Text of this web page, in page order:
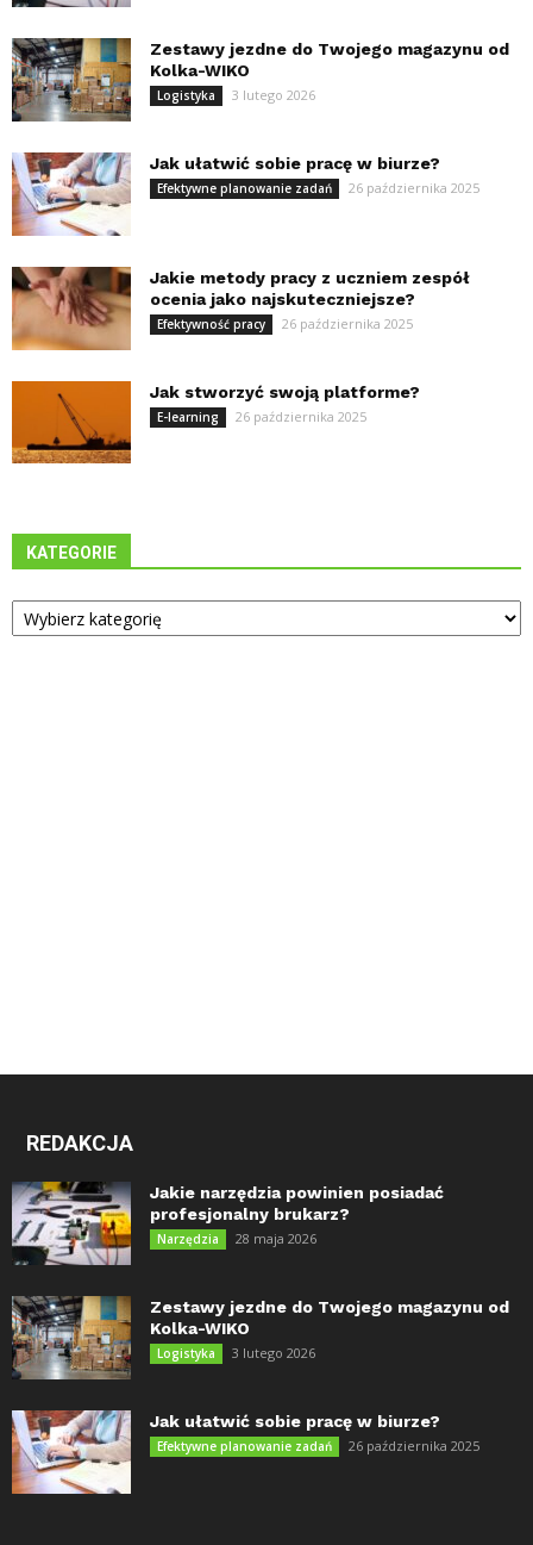
Zestawy jezdne do Twojego magazynu od
Kolka-WIKO
Logistyka 3 lutego 2026
Jak ułatwić sobie pracę w biurze?
Efektywne planowanie zadań 26 października 2025
Jakie metody pracy z uczniem zespół
ocenia jako najskuteczniejsze?
Efektywność pracy 26 października 2025
Jak stworzyć swoją platforme?
E-learning 26 października 2025
KATEGORIE
Kategorie
REDAKCJA
Jakie narzędzia powinien posiadać
profesjonalny brukarz?
Narzędzia 28 maja 2026
Zestawy jezdne do Twojego magazynu od
Kolka-WIKO
Logistyka 3 lutego 2026
Jak ułatwić sobie pracę w biurze?
Efektywne planowanie zadań 26 października 2025